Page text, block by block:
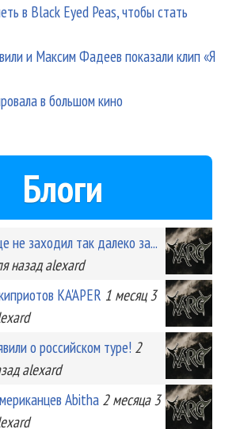
в Black Eyed Peas, чтобы стать
и Максим Фадеев показали клип «Я
в большом кино
Блоги
заходил так далеко за...
назад alexard
KA'APER 1 месяц 3
о российском туре! 2
alexard
Abitha 2 месяца 3